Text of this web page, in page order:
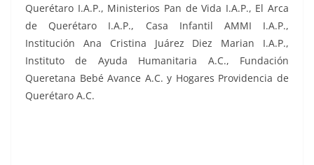
Querétaro I.A.P., Ministerios Pan de Vida I.A.P., El Arca
de Querétaro I.A.P., Casa Infantil AMMI I.A.P.,
Institución Ana Cristina Juárez Diez Marian I.A.P.,
Instituto de Ayuda Humanitaria A.C., Fundación
Queretana Bebé Avance A.C. y Hogares Providencia de
Querétaro A.C.